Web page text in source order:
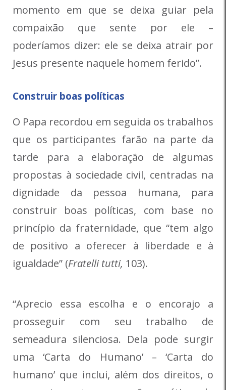
momento em que se deixa guiar pela
compaixão que sente por ele –
poderíamos dizer: ele se deixa atrair por
Jesus presente naquele homem ferido”.
Construir boas políticas
O Papa recordou em seguida os trabalhos
que os participantes farão na parte da
tarde para a elaboração de algumas
propostas à sociedade civil, centradas na
dignidade da pessoa humana, para
construir boas políticas, com base no
princípio da fraternidade, que “tem algo
de positivo a oferecer à liberdade e à
igualdade” (Fratelli tutti, 103).
“Aprecio essa escolha e o encorajo a
prosseguir com seu trabalho de
semeadura silenciosa. Dela pode surgir
uma ‘Carta do Humano’ – ‘Carta do
humano’ que inclui, além dos direitos, o